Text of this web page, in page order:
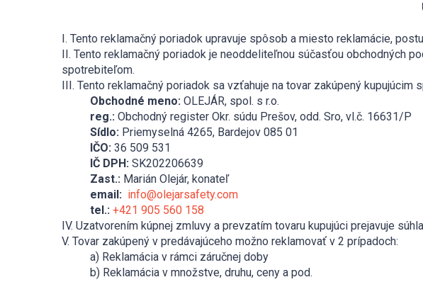
I. Tento reklamačný poriadok upravuje spôsob a miesto reklamácie,
II. Tento reklamačný poriadok je neoddeliteľnou súčasťou obchodných
spotrebiteľom.
III. Tento reklamačný poriadok sa vzťahuje na tovar zakúpený kupujúcim
Obchodné meno: OLEJÁR, spol. s r.o.
reg.: Obchodný register Okr. súdu Prešov, odd. Sro, vl.č. 16631/P
Sídlo: Priemyselná 4265, Bardejov 085 01
IČO: 36 509 531
IČ DPH: SK202206639
Zast.: Marián Olejár, konateľ
email: info@olejarsafety.com
tel.: +421 905 560 158
IV. Uzatvorením kúpnej zmluvy a prevzatím tovaru kupujúci prejavuje
V. Tovar zakúpený v predávajúceho možno reklamovať v 2 prípadoch:
a) Reklamácia v rámci záručnej doby
b) Reklamácia v množstve, druhu, ceny a pod.